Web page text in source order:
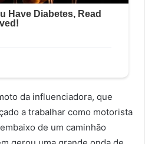
da influenciadora, que
a trabalhar como motorista
de um caminhão